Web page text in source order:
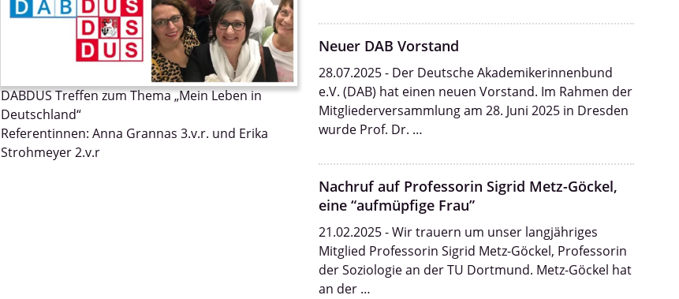
DABDUS Treffen zum Thema „Mein Leben in
Deutschland“
Referentinnen: Anna Grannas 3.v.r. und Erika
Strohmeyer 2.v.r
Neuer DAB Vorstand
28.07.2025 - Der Deutsche Akademikerinnenbund
e.V. (DAB) hat einen neuen Vorstand. Im Rahmen der
Mitgliederversammlung am 28. Juni 2025 in Dresden
wurde Prof. Dr. …
Nachruf auf Professorin Sigrid Metz-Göckel,
eine “aufmüpfige Frau”
21.02.2025 - Wir trauern um unser langjähriges
Mitglied Professorin Sigrid Metz-Göckel, Professorin
der Soziologie an der TU Dortmund. Metz-Göckel hat
an der …